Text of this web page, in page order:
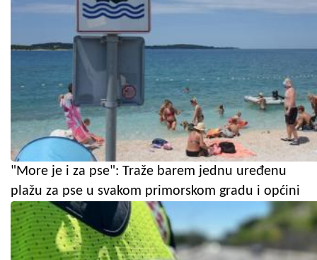
"More je i za pse": Traže barem jednu uređenu
plažu za pse u svakom primorskom gradu i općini